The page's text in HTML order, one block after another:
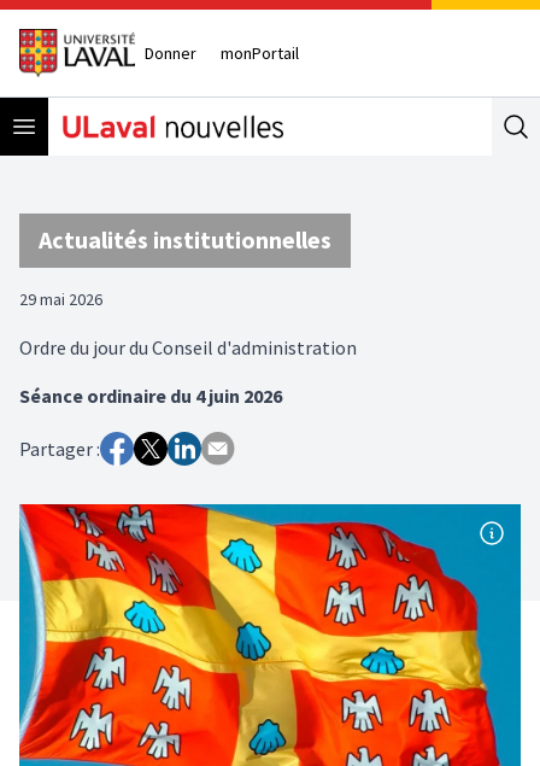
Donner monPortail
Open menu
Actualités institutionnelles
29 mai 2026
Ordre du jour du Conseil d'administration
Séance ordinaire du 4 juin 2026
Partager :